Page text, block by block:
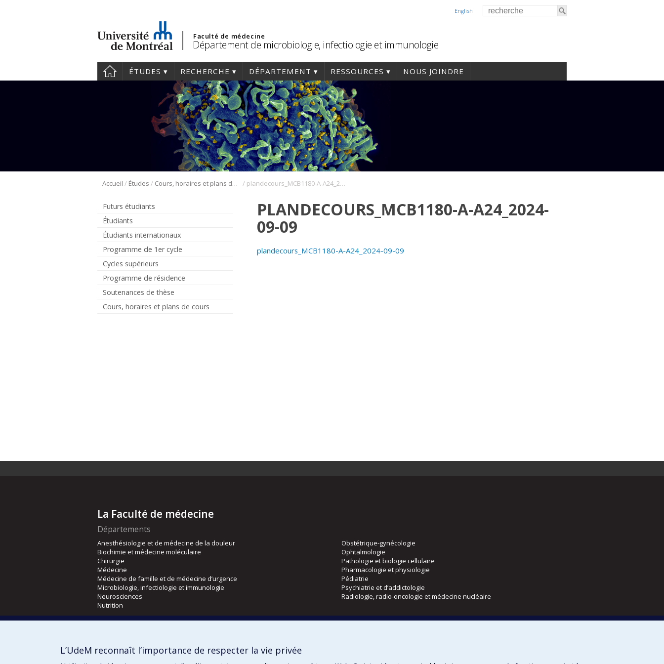
English
Faculté de médecine
Département de microbiologie, infectiologie et immunologie
ÉTUDES RECHERCHE DÉPARTEMENT RESSOURCES NOUS JOINDRE
Accueil / Études / Cours, horaires et plans de cours / plandecours_MCB1180-A-A24_2024-09-09
Futurs étudiants
Étudiants
Étudiants internationaux
Programme de 1er cycle
Cycles supérieurs
Programme de résidence
Soutenances de thèse
Cours, horaires et plans de cours
PLANDECOURS_MCB1180-A-A24_2024-
09-09
plandecours_MCB1180-A-A24_2024-09-09
La Faculté de médecine
Départements
Anesthésiologie et de médecine de la douleur
Biochimie et médecine moléculaire
Chirurgie
Médecine
Médecine de famille et de médecine d’urgence
Microbiologie, infectiologie et immunologie
Neurosciences
Nutrition
Obstétrique-gynécologie
Ophtalmologie
Pathologie et biologie cellulaire
Pharmacologie et physiologie
Pédiatrie
Psychiatrie et d’addictologie
Radiologie, radio-oncologie et médecine nucléaire
Orthophonie et audiologie
L’UdeM reconnaît l’importance de respecter la vie privée